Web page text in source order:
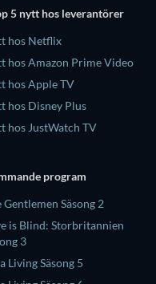
5 nytt hos leverantörer
hos Netflix
hos Amazon Prime Video
hos Apple TV
hos Disney Plus
hos JustWatch TV
program
Gentlemen Säsong 2
is Blind: Storbritannien
3
Living Säsong 5